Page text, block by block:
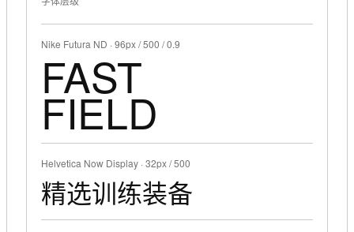
Nike Futura ND · 96px / 500 / 0.9
FAST
FIELD
Helvetica Now Display · 32px / 500
精选训练装备